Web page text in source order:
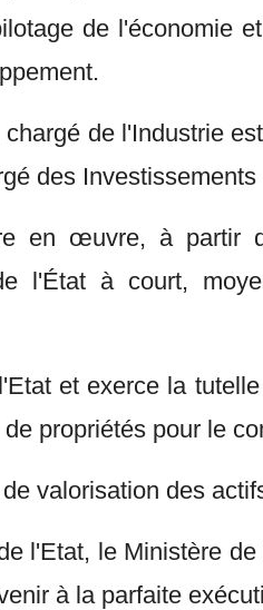
de l'économie
de l'Industrie
des
en œuvre, à partir
l'État à court,
et exerce la
propriétés pour le
valorisation des
l'Etat, le Ministère
à la parfaite